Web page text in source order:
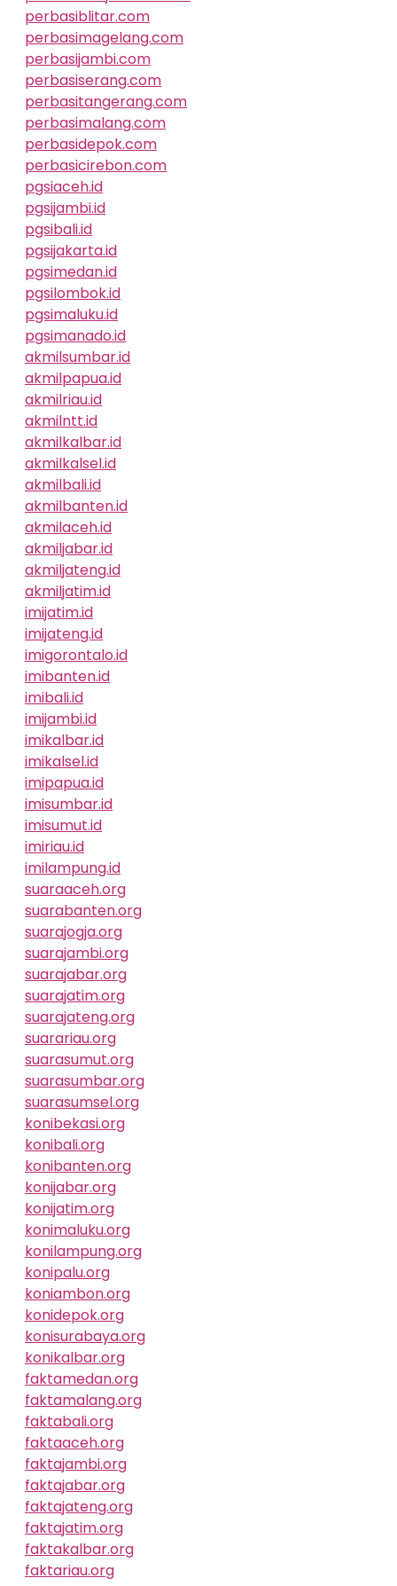
perbasiblitar.com
perbasimagelang.com
perbasijambi.com
perbasiserang.com
perbasitangerang.com
perbasimalang.com
perbasidepok.com
perbasicirebon.com
pgsiaceh.id
pgsijambi.id
pgsibali.id
pgsijakarta.id
pgsimedan.id
pgsilombok.id
pgsimaluku.id
pgsimanado.id
akmilsumbar.id
akmilpapua.id
akmilriau.id
akmilntt.id
akmilkalbar.id
akmilkalsel.id
akmilbali.id
akmilbanten.id
akmilaceh.id
akmiljabar.id
akmiljateng.id
akmiljatim.id
imijatim.id
imijateng.id
imigorontalo.id
imibanten.id
imibali.id
imijambi.id
imikalbar.id
imikalsel.id
imipapua.id
imisumbar.id
imisumut.id
imiriau.id
imilampung.id
suaraaceh.org
suarabanten.org
suarajogja.org
suarajambi.org
suarajabar.org
suarajatim.org
suarajateng.org
suarariau.org
suarasumut.org
suarasumbar.org
suarasumsel.org
konibekasi.org
konibali.org
konibanten.org
konijabar.org
konijatim.org
konimaluku.org
konilampung.org
konipalu.org
koniambon.org
konidepok.org
konisurabaya.org
konikalbar.org
faktamedan.org
faktamalang.org
faktabali.org
faktaaceh.org
faktajambi.org
faktajabar.org
faktajateng.org
faktajatim.org
faktakalbar.org
faktariau.org